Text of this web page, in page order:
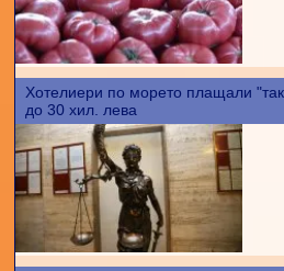
Хотелиери по морето плащали
до 30 хил. лева